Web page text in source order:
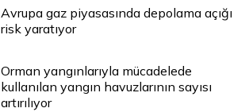
Avrupa gaz piyasasında depolama açığı
risk yaratıyor
Orman yangınlarıyla mücadelede
kullanılan yangın havuzlarının sayısı
artırılıyor